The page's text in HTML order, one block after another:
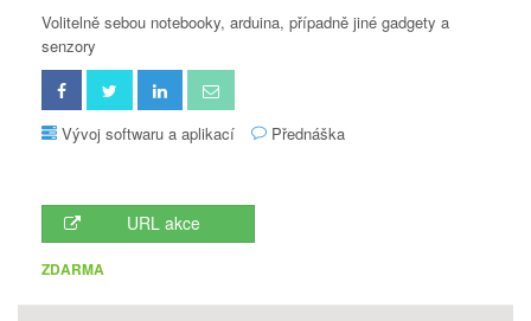
Volitelně sebou notebooky, arduina, případně jiné gadgety a
senzory
Vývoj softwaru a aplikací Přednáška
URL akce
ZDARMA